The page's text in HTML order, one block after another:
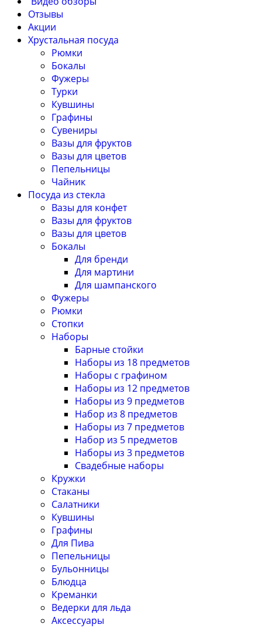
Отзывы
Акции
Хрустальная посуда
Рюмки
Бокалы
Фужеры
Турки
Кувшины
Графины
Сувениры
Вазы для фруктов
Вазы для цветов
Пепельницы
Чайник
Посуда из стекла
Вазы для конфет
Вазы для фруктов
Вазы для цветов
Бокалы
Для бренди
Для мартини
Для шампанского
Фужеры
Рюмки
Стопки
Наборы
Барные стойки
Наборы из 18 предметов
Наборы с графином
Наборы из 12 предметов
Наборы из 9 предметов
Набор из 8 предметов
Наборы из 7 предметов
Набор из 5 предметов
Наборы из 3 предметов
Свадебные наборы
Кружки
Стаканы
Салатники
Кувшины
Графины
Для Пива
Пепельницы
Бульонницы
Блюдца
Креманки
Ведерки для льда
Аксессуары